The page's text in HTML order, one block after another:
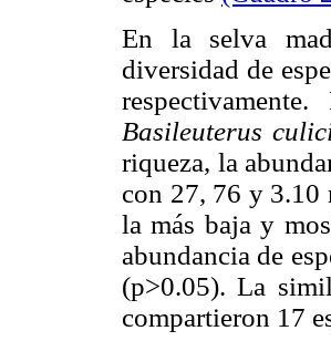
En la selva
diversidad de
Basileuterus
riqueza, la
con 27, 76 y 3.10
la más baja y
abundancia de
(p>0.05). La
compartieron 17